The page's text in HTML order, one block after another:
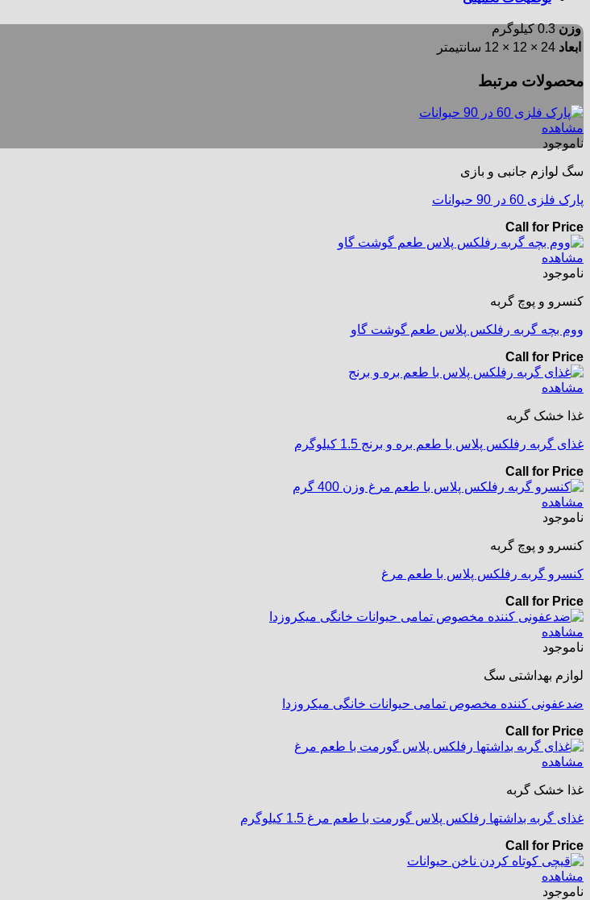
وزن 0.3 کیلوگرم
ابعاد 24 × 12 × 12 سانتیمتر
محصولات مرتبط
مشاهده
ناموجود
سگ لوازم جانبی و بازی
پارک فلزی 60 در 90 حیوانات
Call for Price
مشاهده
ناموجود
کنسرو و پوچ گربه
ووم بچه گربه رفلکس پلاس طعم گوشت گاو
Call for Price
مشاهده
غذا خشک گربه
غذای گربه رفلکس پلاس با طعم بره و برنج 1.5 کیلوگرم
Call for Price
مشاهده
ناموجود
کنسرو و پوچ گربه
کنسرو گربه رفلکس پلاس با طعم مرغ
Call for Price
مشاهده
ناموجود
لوازم بهداشتی سگ
ضدعفونی کننده مخصوص تمامی حیوانات خانگی میکروزدا
Call for Price
مشاهده
غذا خشک گربه
غذای گربه بداشتها رفلکس پلاس گورمت با طعم مرغ 1.5 کیلوگرم
Call for Price
مشاهده
ناموجود